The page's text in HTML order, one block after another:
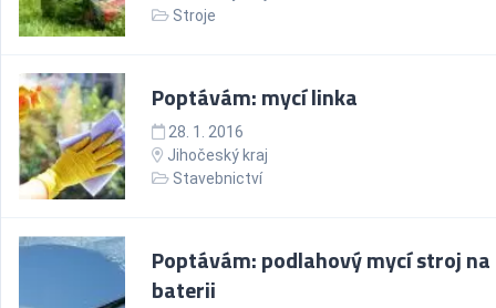
Stroje
Poptávám: mycí linka
28. 1. 2016
Jihočeský kraj
Stavebnictví
Poptávám: podlahový mycí stroj na
baterii